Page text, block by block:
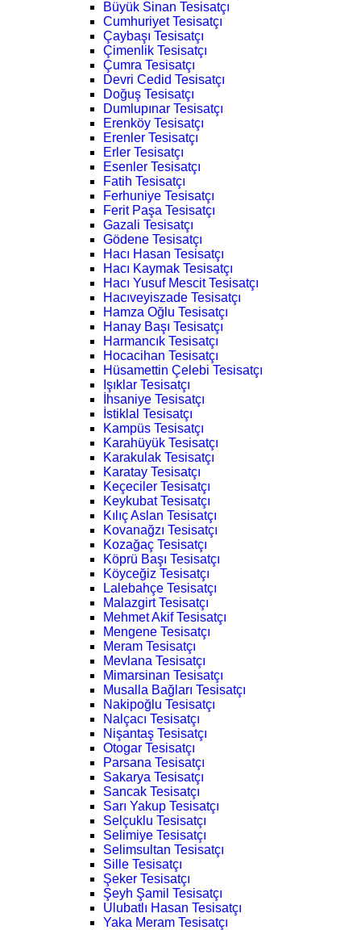
Büyük Sinan Tesisatçı
Cumhuriyet Tesisatçı
Çaybaşı Tesisatçı
Çimenlik Tesisatçı
Çumra Tesisatçı
Devri Cedid Tesisatçı
Doğuş Tesisatçı
Dumlupınar Tesisatçı
Erenköy Tesisatçı
Erenler Tesisatçı
Erler Tesisatçı
Esenler Tesisatçı
Fatih Tesisatçı
Ferhuniye Tesisatçı
Ferit Paşa Tesisatçı
Gazali Tesisatçı
Gödene Tesisatçı
Hacı Hasan Tesisatçı
Hacı Kaymak Tesisatçı
Hacı Yusuf Mescit Tesisatçı
Hacıveyiszade Tesisatçı
Hamza Oğlu Tesisatçı
Hanay Başı Tesisatçı
Harmancık Tesisatçı
Hocacihan Tesisatçı
Hüsamettin Çelebi Tesisatçı
Işıklar Tesisatçı
İhsaniye Tesisatçı
İstiklal Tesisatçı
Kampüs Tesisatçı
Karahüyük Tesisatçı
Karakulak Tesisatçı
Karatay Tesisatçı
Keçeciler Tesisatçı
Keykubat Tesisatçı
Kılıç Aslan Tesisatçı
Kovanağzı Tesisatçı
Kozağaç Tesisatçı
Köprü Başı Tesisatçı
Köyceğiz Tesisatçı
Lalebahçe Tesisatçı
Malazgirt Tesisatçı
Mehmet Akif Tesisatçı
Mengene Tesisatçı
Meram Tesisatçı
Mevlana Tesisatçı
Mimarsinan Tesisatçı
Musalla Bağları Tesisatçı
Nakipoğlu Tesisatçı
Nalçacı Tesisatçı
Nişantaş Tesisatçı
Otogar Tesisatçı
Parsana Tesisatçı
Sakarya Tesisatçı
Sancak Tesisatçı
Sarı Yakup Tesisatçı
Selçuklu Tesisatçı
Selimiye Tesisatçı
Selimsultan Tesisatçı
Sille Tesisatçı
Şeker Tesisatçı
Şeyh Şamil Tesisatçı
Ulubatlı Hasan Tesisatçı
Yaka Meram Tesisatçı